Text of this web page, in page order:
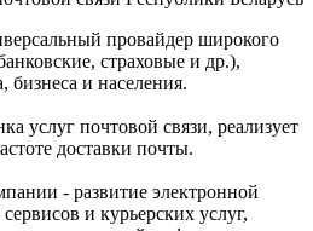
провайдер широкого
страховые и др.),
бизнеса и населения.
услуг почтовой связи, реализует
доставки почты.
- развитие электронной
и курьерских услуг,